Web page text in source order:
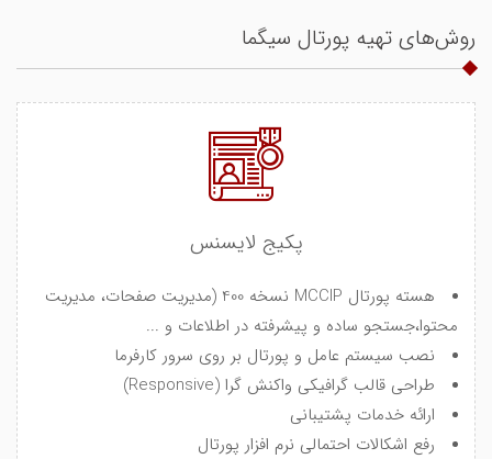
روش‌های تهیه پورتال سیگما
پکیج لایسنس
هسته پورتال MCCIP نسخه 400 (مدیریت صفحات، مدیریت
محتوا،جستجو ساده و پیشرفته در اطلاعات و ...
نصب سیستم عامل و پورتال بر روی سرور کارفرما
طراحی قالب گرافیکی واکنش گرا (Responsive)
ارائه خدمات پشتیبانی
رفع اشکالات احتمالی نرم افزار پورتال